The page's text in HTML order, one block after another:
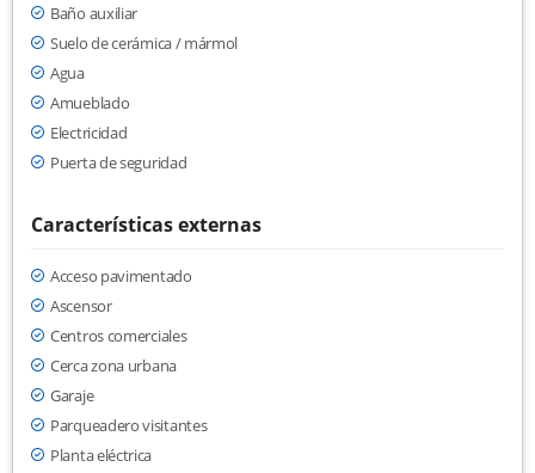
Baño auxiliar
Suelo de cerámica / mármol
Agua
Amueblado
Electricidad
Puerta de seguridad
Características externas
Acceso pavimentado
Ascensor
Centros comerciales
Cerca zona urbana
Garaje
Parqueadero visitantes
Planta eléctrica